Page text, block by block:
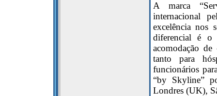
A marca
internacional
excelência nos
diferencial é o
acomodação
tanto para
funcionários
“by Skyline”
Londres (UK),